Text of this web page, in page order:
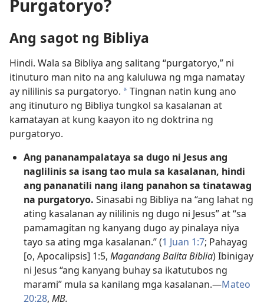
Purgatoryo?
Ang sagot ng Bibliya
Hindi. Wala sa Bibliya ang salitang “purgatoryo,” ni
itinuturo man nito na ang kaluluwa ng mga namatay
ay nililinis sa purgatoryo. aTingnan natin kung ano
ang itinuturo ng Bibliya tungkol sa kasalanan at
kamatayan at kung kaayon ito ng doktrina ng
purgatoryo.
Ang pananampalataya sa dugo ni Jesus ang
naglilinis sa isang tao mula sa kasalanan, hindi
ang pananatili nang ilang panahon sa tinatawag
na purgatoryo. Sinasabi ng Bibliya na “ang lahat ng
ating kasalanan ay nililinis ng dugo ni Jesus” at “sa
pamamagitan ng kanyang dugo ay pinalaya niya
tayo sa ating mga kasalanan.” (1 Juan 1:7; Pahayag
[o, Apocalipsis] 1:5, Magandang Balita Biblia) Ibinigay
ni Jesus “ang kanyang buhay sa ikatutubos ng
marami” mula sa kanilang mga kasalanan.—Mateo
20:28, MB.